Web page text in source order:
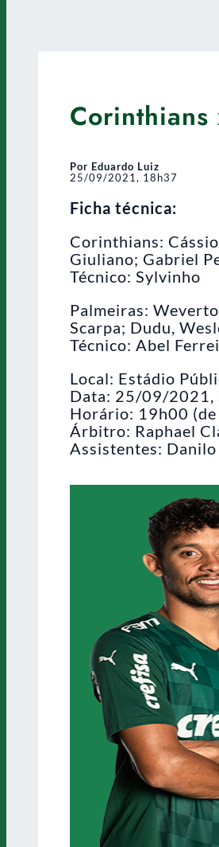
Por Eduardo Luiz
25/09/2021, 18h37
Ficha técnica:
Corinthians:
Giuliano; Gabriel
Técnico: Sylvinho
Palmeiras:
Scarpa; Dudu,
Técnico: Abel
Local: Estádio
Data: 25/09/2021,
Horário: 19h00
Árbitro: Raphael
Assistentes: